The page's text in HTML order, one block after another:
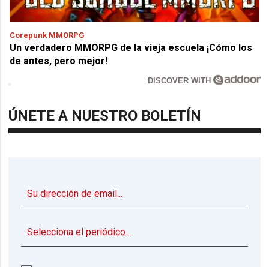
Corepunk MMORPG
Un verdadero MMORPG de la vieja escuela ¡Cómo los
de antes, pero mejor!
DISCOVER WITH
ÚNETE A NUESTRO BOLETÍN